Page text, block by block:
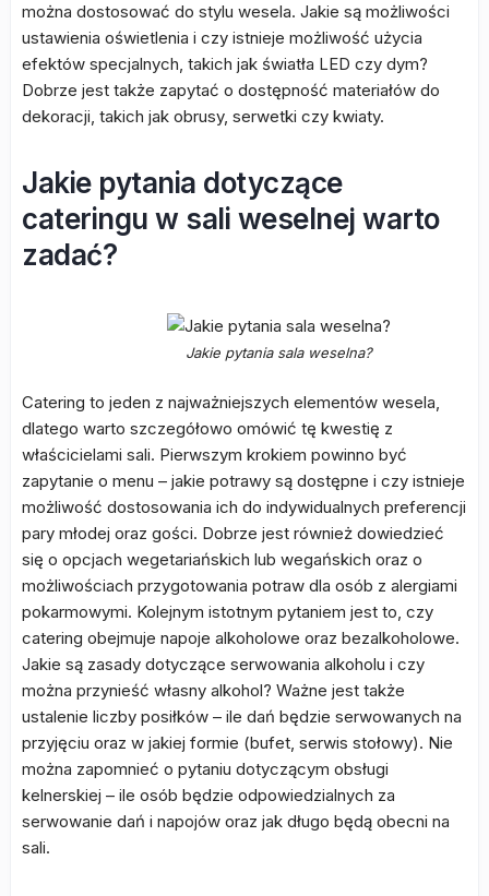
można dostosować do stylu wesela. Jakie są możliwości
ustawienia oświetlenia i czy istnieje możliwość użycia
efektów specjalnych, takich jak światła LED czy dym?
Dobrze jest także zapytać o dostępność materiałów do
dekoracji, takich jak obrusy, serwetki czy kwiaty.
Jakie pytania dotyczące
cateringu w sali weselnej warto
zadać?
Jakie pytania sala weselna?
Catering to jeden z najważniejszych elementów wesela,
dlatego warto szczegółowo omówić tę kwestię z
właścicielami sali. Pierwszym krokiem powinno być
zapytanie o menu – jakie potrawy są dostępne i czy istnieje
możliwość dostosowania ich do indywidualnych preferencji
pary młodej oraz gości. Dobrze jest również dowiedzieć
się o opcjach wegetariańskich lub wegańskich oraz o
możliwościach przygotowania potraw dla osób z alergiami
pokarmowymi. Kolejnym istotnym pytaniem jest to, czy
catering obejmuje napoje alkoholowe oraz bezalkoholowe.
Jakie są zasady dotyczące serwowania alkoholu i czy
można przynieść własny alkohol? Ważne jest także
ustalenie liczby posiłków – ile dań będzie serwowanych na
przyjęciu oraz w jakiej formie (bufet, serwis stołowy). Nie
można zapomnieć o pytaniu dotyczącym obsługi
kelnerskiej – ile osób będzie odpowiedzialnych za
serwowanie dań i napojów oraz jak długo będą obecni na
sali.